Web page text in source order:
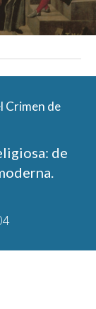
Crimen de
de
4